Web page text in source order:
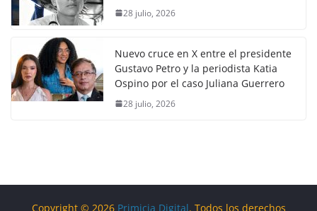
28 julio, 2026
Nuevo cruce en X entre el presidente
Gustavo Petro y la periodista Katia
Ospino por el caso Juliana Guerrero
28 julio, 2026
Copyright © 2026 Primicia Digital. Todos los derechos